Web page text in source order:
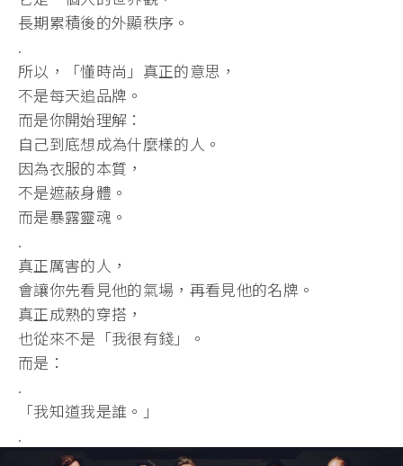
長期累積後的外顯秩序。
.
所以，「懂時尚」真正的意思，
不是每天追品牌。
而是你開始理解：
自己到底想成為什麼樣的人。
因為衣服的本質，
不是遮蔽身體。
而是暴露靈魂。
.
真正厲害的人，
會讓你先看見他的氣場，再看見他的名牌。
真正成熟的穿搭，
也從來不是「我很有錢」。
而是：
.
「我知道我是誰。」
.